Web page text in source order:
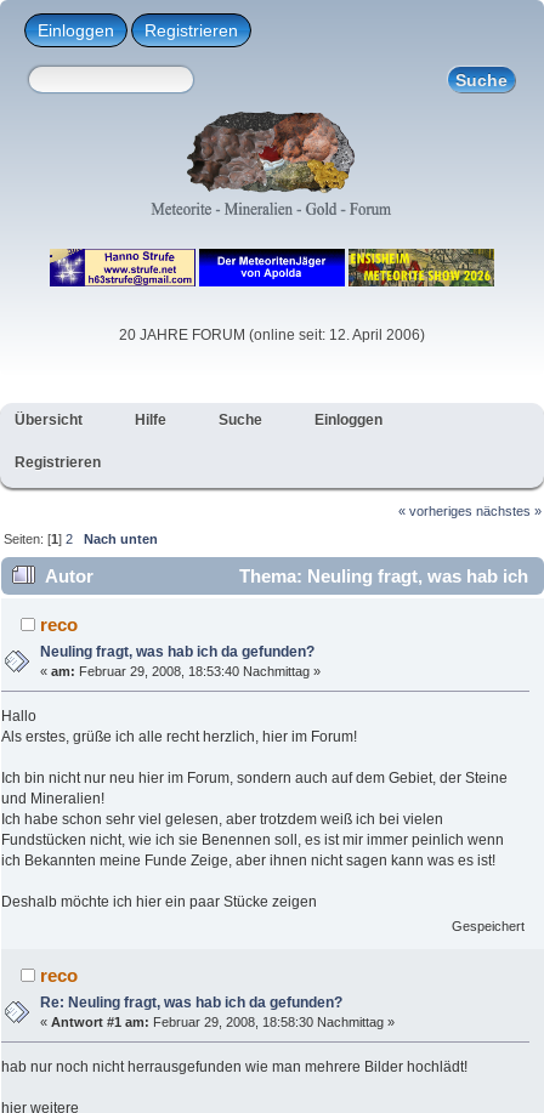
Einloggen Registrieren
20 JAHRE FORUM (online seit: 12. April 2006)
Übersicht Hilfe Suche Einloggen
Registrieren
« vorheriges nächstes »
Seiten: [1]2 Nach unten
Autor
Thema: Neuling fragt, was hab ich
da gefunden? (Gelesen 10432 mal)
reco
Neuling fragt, was hab ich da gefunden?
«am: Februar 29, 2008, 18:53:40 Nachmittag »
Hallo
Als erstes, grüße ich alle recht herzlich, hier im Forum!
Ich bin nicht nur neu hier im Forum, sondern auch auf dem Gebiet, der Steine
und Mineralien!
Ich habe schon sehr viel gelesen, aber trotzdem weiß ich bei vielen
Fundstücken nicht, wie ich sie Benennen soll, es ist mir immer peinlich wenn
ich Bekannten meine Funde Zeige, aber ihnen nicht sagen kann was es ist!
Deshalb möchte ich hier ein paar Stücke zeigen
Gespeichert
reco
Re: Neuling fragt, was hab ich da gefunden?
«Antwort #1 am: Februar 29, 2008, 18:58:30 Nachmittag »
hab nur noch nicht herrausgefunden wie man mehrere Bilder hochlädt!
hier weitere